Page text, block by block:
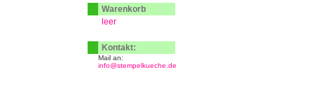
Warenkorb
leer
Kontakt:
Mail an:
info@stempelkueche.de